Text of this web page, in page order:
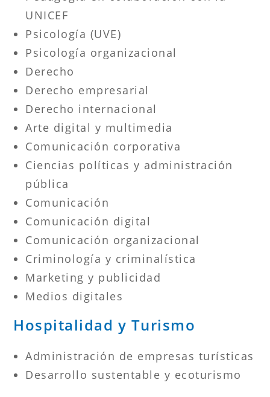
UNICEF
Psicología (UVE)
Psicología organizacional
Derecho
Derecho empresarial
Derecho internacional
Arte digital y multimedia
Comunicación corporativa
Ciencias políticas y administración
pública
Comunicación
Comunicación digital
Comunicación organizacional
Criminología y criminalística
Marketing y publicidad
Medios digitales
Hospitalidad y Turismo
Administración de empresas turísticas
Desarrollo sustentable y ecoturismo